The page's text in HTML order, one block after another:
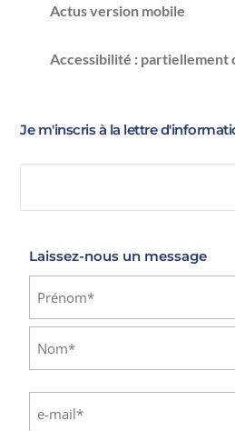
Actus version mobile
Accessibilité : partiellement
Je m'inscris à la lettre
Laissez-nous un message
Prénom
mail(Nécessaire)